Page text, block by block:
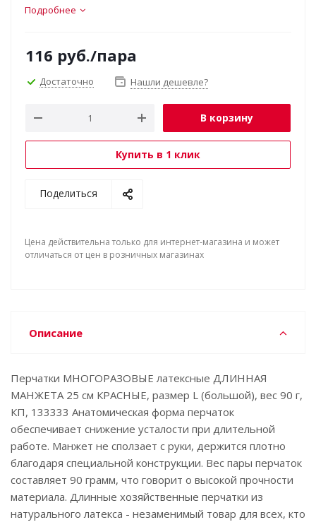
Подробнее
116 руб./пара
Достаточно Нашли дешевле?
В корзину
Купить в 1 клик
Поделиться
Цена действительна только для интернет-магазина и может
отличаться от цен в розничных магазинах
Описание
Перчатки МНОГОРАЗОВЫЕ латексные ДЛИННАЯ
МАНЖЕТА 25 см КРАСНЫЕ, размер L (большой), вес 90 г,
КП, 133333 Анатомическая форма перчаток
обеспечивает снижение усталости при длительной
работе. Манжет не сползает с руки, держится плотно
благодаря специальной конструкции. Вес пары перчаток
составляет 90 грамм, что говорит о высокой прочности
материала. Длинные хозяйственные перчатки из
натурального латекса - незаменимый товар для всех, кто